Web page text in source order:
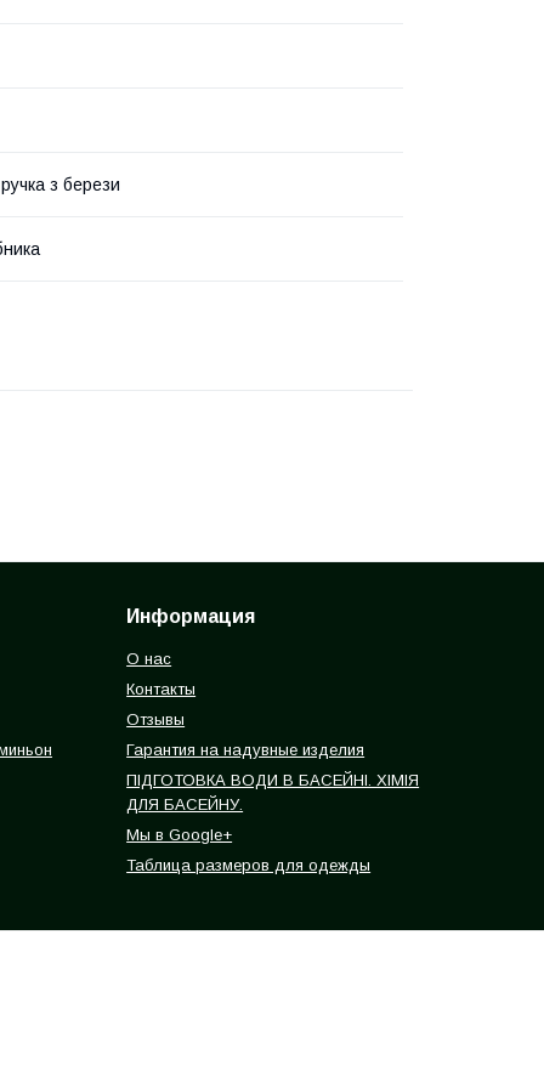
з берези
Информация
О нас
Контакты
Отзывы
Гарантия на надувные изделия
ПІДГОТОВКА ВОДИ В БАСЕЙНІ. ХІМІЯ
ДЛЯ БАСЕЙНУ.
Мы в Google+
Таблица размеров для одежды